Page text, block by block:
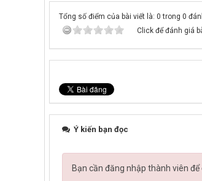
Tổng số điểm của bài viết là: 0 trong 0
Click để đánh giá
Ý kiến bạn đọc
Bạn cần đăng nhập thành viên